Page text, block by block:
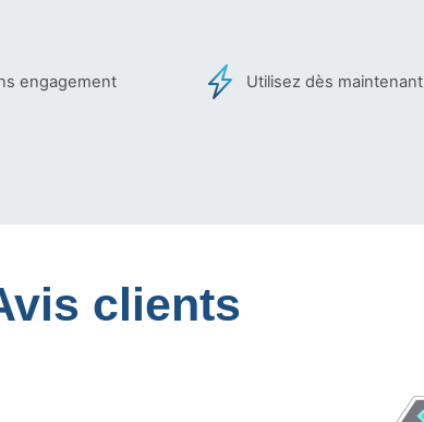
engagement Utilisez dès maintenant
clients